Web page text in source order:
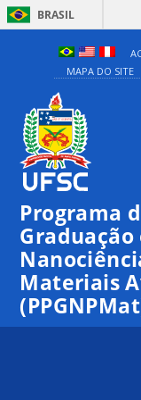
BRASIL
MAPA DO SITE
Programa
Graduação
Materiais
01:00